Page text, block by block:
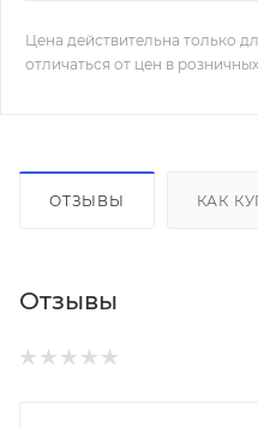
Цена действительна только
отличаться от цен в
ОТЗЫВЫ КАК
Отзывы